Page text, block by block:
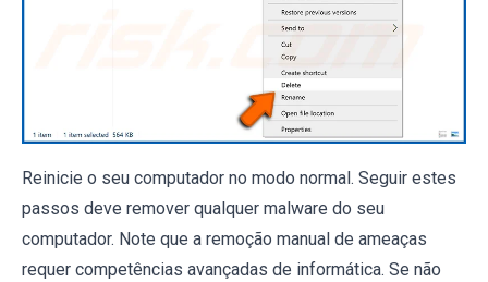
Reinicie o seu computador no modo normal. Seguir estes
passos deve remover qualquer malware do seu
computador. Note que a remoção manual de ameaças
requer competências avançadas de informática. Se não